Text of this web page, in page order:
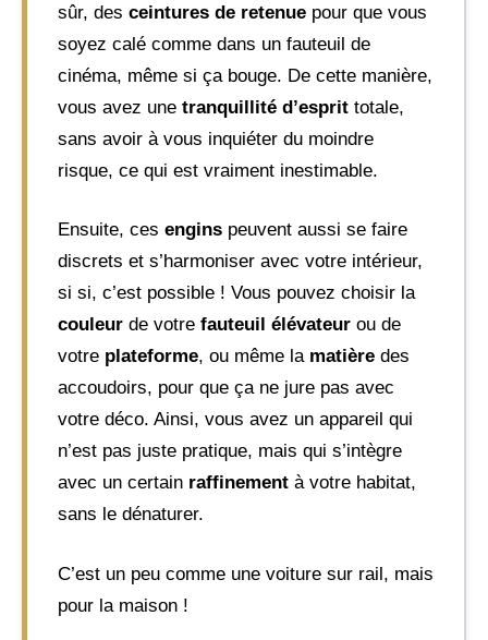
sûr, des ceintures de retenue pour que vous
soyez calé comme dans un fauteuil de
cinéma, même si ça bouge. De cette manière,
vous avez une tranquillité d’esprit totale,
sans avoir à vous inquiéter du moindre
risque, ce qui est vraiment inestimable.
Ensuite, ces engins peuvent aussi se faire
discrets et s’harmoniser avec votre intérieur,
si si, c’est possible ! Vous pouvez choisir la
couleur de votre fauteuil élévateur ou de
votre plateforme, ou même la matière des
accoudoirs, pour que ça ne jure pas avec
votre déco. Ainsi, vous avez un appareil qui
n’est pas juste pratique, mais qui s’intègre
avec un certain raffinement à votre habitat,
sans le dénaturer.
C’est un peu comme une voiture sur rail, mais
pour la maison !